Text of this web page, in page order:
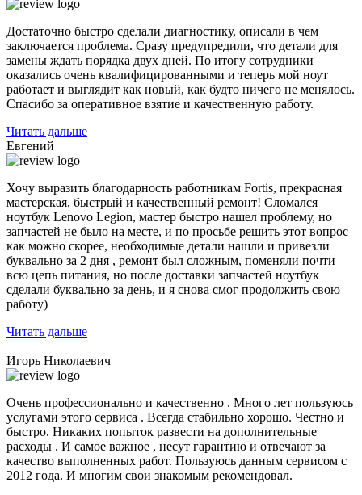
Достаточно быстро сделали диагностику, описали в чем
заключается проблема. Сразу предупредили, что детали для
замены ждать порядка двух дней. По итогу сотрудники
оказались очень квалифицированными и теперь мой ноут
работает и выглядит как новый, как будто ничего не менялось.
Спасибо за оперативное взятие и качественную работу.
Читать дальше
Евгений
Хочу выразить благодарность работникам Fortis, прекрасная
мастерская, быстрый и качественный ремонт! Сломался
ноутбук Lenovo Legion, мастер быстро нашел проблему, но
запчастей не было на месте, и по просьбе решить этот вопрос
как можно скорее, необходимые детали нашли и привезли
буквально за 2 дня , ремонт был сложным, поменяли почти
всю цепь питания, но после доставки запчастей ноутбук
сделали буквально за день, и я снова смог продолжить свою
работу)
Читать дальше
Игорь Николаевич
Очень профессионально и качественно . Много лет пользуюсь
услугами этого сервиса . Всегда стабильно хорошо. Честно и
быстро. Никаких попыток развести на дополнительные
расходы . И самое важное , несут гарантию и отвечают за
качество выполненных работ. Пользуюсь данным сервисом с
2012 года. И многим свои знакомым рекомендовал.